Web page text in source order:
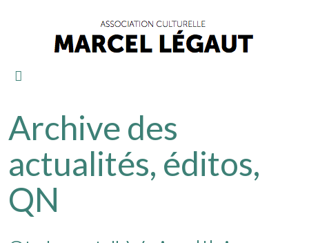
Archive des
actualités, éditos,
QN